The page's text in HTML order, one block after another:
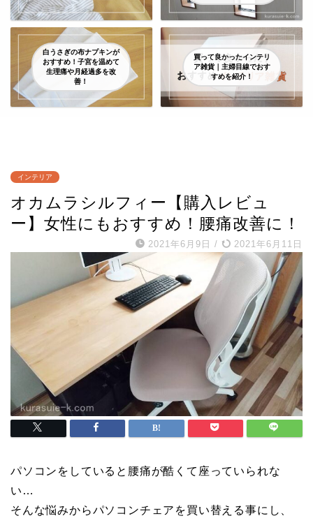
白うさぎの布ナプキンが
おすすめ！子宮を温めて
生理痛や月経過多を改
善！
買って良かったインテリ
ア雑貨｜主婦目線でおす
すめを紹介！
インテリア
オカムラシルフィー【購入レビュ
ー】女性にもおすすめ！腰痛改善に！
2021年6月9日 / 2021年6月11日
パソコンをしていると腰痛が酷くて座っていられな
い…
そんな悩みからパソコンチェアを買い替える事にし、